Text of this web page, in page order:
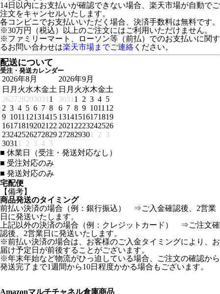
14日以内にお支払いが確認できない場合、楽天市場が自動でご
注文をキャンセルいたします。
各コンビニでお支払いいただく場合、決済手数料は無料です。
※30万円（税込）以上のご注文にはご利用いただけません。
※ファミリーマート、ローソン等（前払）でのお支払いに関す
るお問い合わせは楽天市場までご連絡 ください。
配送について
受注・発送カレンダー
2026年8月
日 月 火水木金土
262728293031 1
2 3 4 5 6 7 8
9 1011 12131415
161718192021 22
23242526272829
3031 1 2 3 4 5
2026年9月
日 月 火水木金土
3031 1 2 3 4 5
6 7 8 9 1011 12
13141516171819
2021 2223242526
272829301 2 3
■ 休業日（受注・発送対応なし）
■ 受注対応のみ
■ 発送対応のみ
宅配便
【備考】
商品発送のタイミング
前払い決済の場合（例：銀行振込） ⇒ご入金確認後、2営業
日に発送いたします。
上記以外の決済の場合（例：クレジットカード） ⇒ご注文確
認後、2営業日に発送いたします。
※前払い決済の場合は、お客様のご入金タイミングにより、お
届け予定日が前後することがございます。
※年末年始など物流がひっ迫している場合、ご注文の確認から
発送完了まで1週間から10日程度かかる場合もございます。
Amazonマルチチャネル倉庫商品